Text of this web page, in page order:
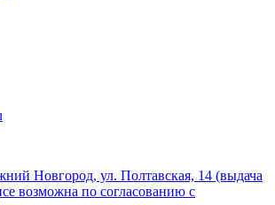
Новгород, ул. Полтавская, 14 (выдача
возможна по согласованию с